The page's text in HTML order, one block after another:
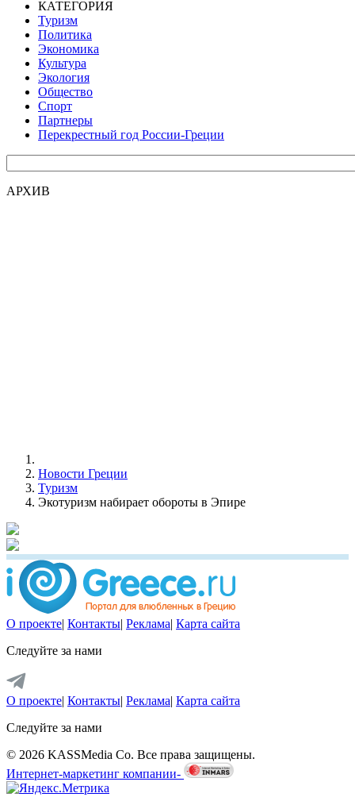
КАТЕГОРИЯ
Туризм
Политика
Экономика
Культура
Экология
Общество
Спорт
Партнеры
Перекрестный год России-Греции
АРХИВ
Новости Греции
Туризм
Экотуризм набирает обороты в Эпире
О проекте| Контакты| Реклама| Карта сайта
Следуйте за нами
О проекте| Контакты| Реклама| Карта сайта
Следуйте за нами
© 2026 KASSMedia Co. Все права защищены.
Интернет-маркетинг компании-